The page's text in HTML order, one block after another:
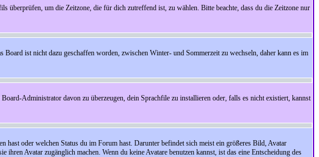
überprüfen, um die Zeitzone, die für dich zutreffend ist, zu wählen. Bitte beachte, dass du die Zeitzone nur
ist nicht dazu geschaffen worden, zwischen Winter- und Sommerzeit zu wechseln, daher kann es im
Administrator davon zu überzeugen, dein Sprachfile zu installieren oder, falls es nicht existiert, kannst
hast oder welchen Status du im Forum hast. Darunter befindet sich meist ein größeres Bild, Avatar
Avatar zugänglich machen. Wenn du keine Avatare benutzen kannst, ist das eine Entscheidung des